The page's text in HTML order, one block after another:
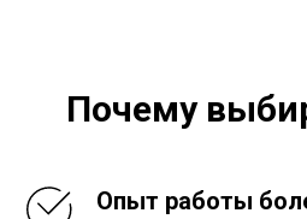
Почему
Опыт работы